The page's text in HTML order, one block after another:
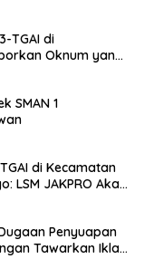
TGAI di
Oknum yang
SMAN 1
di Kecamatan
LSM JAKPRO Akan
Penyuapan
Tawarkan Iklan